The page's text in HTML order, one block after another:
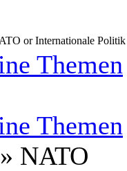
or Internationale
Themen
Themen
» NATO